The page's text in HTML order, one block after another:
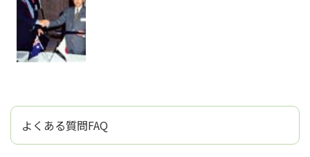
よくある質問FAQ